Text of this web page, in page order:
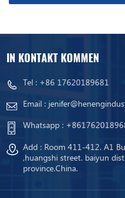
IN KONTAKT KOMMEN
Tel : +86 17620189681
Email :
Whatsapp :
Add : Room 411-412. A1
,huangshi street. baiyun
province.China.